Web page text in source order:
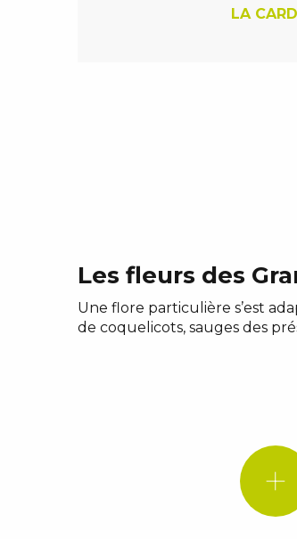
LA
Les fleurs des
Une flore particulière s’est
de coquelicots, sauges des